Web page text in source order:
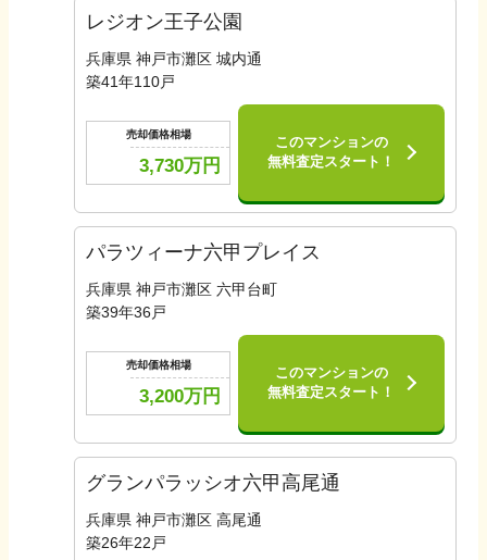
レジオン王子公園
兵庫県 神戸市灘区 城内通
築41年110戸
売却価格相場
3,730万円
このマンションの
無料査定スタート！
パラツィーナ六甲プレイス
兵庫県 神戸市灘区 六甲台町
築39年36 戸
売却価格相場
3,200万円
このマンションの
無料査定スタート！
グランパラッシオ六甲高尾通
兵庫県 神戸市灘区 高尾通
築26年22 戸